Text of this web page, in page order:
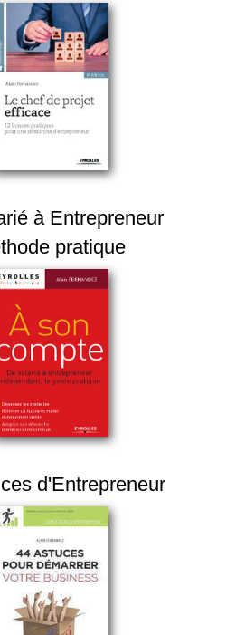
à Entrepreneur
pratique
d'Entrepreneur